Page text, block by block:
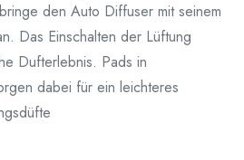
den Auto Diffuser mit seinem
Das Einschalten der Lüftung
Dufterlebnis. Pads in
dabei für ein leichteres